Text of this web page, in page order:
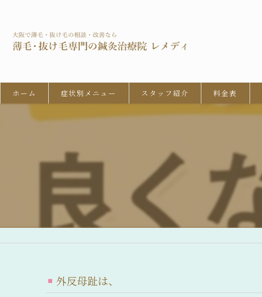
ホーム 症状別メニュー
女性の男性型脱毛 (FAGA)
円形脱毛症
牽引性脱毛症
産後脱毛症 (産後の抜け毛)
急性休止期脱毛症
スタッフ紹介 料金表
外反母趾は、